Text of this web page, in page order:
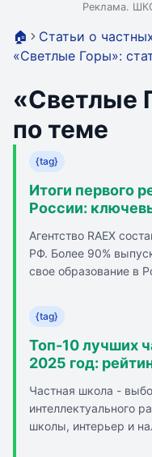
Реклама.
🏠
Статьи о
«Светлые Горы»:
«Светлые
по теме
{tag}
Итоги первого
России:
Агентство RAEX
РФ. Более 90%
свое образование в
Негосударственные
сегмент
Численность
более чем в 1,5 раза
мест. В ряде
негосударственные
{tag}
Топ-10 лучших
2025 год:
Частная школа -
интеллектуального
школы, интерьер и